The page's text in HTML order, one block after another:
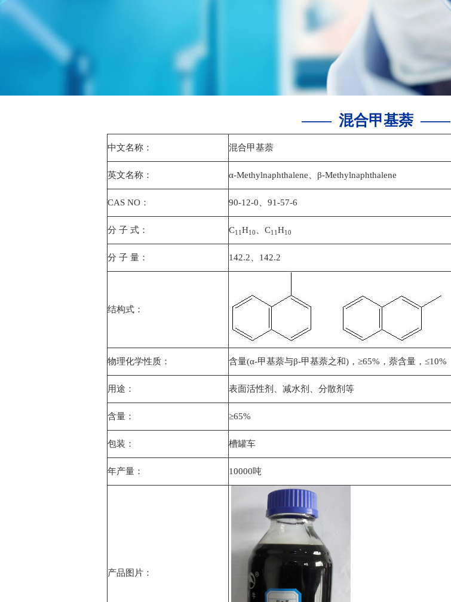
—— 混合甲基萘 ——
中文名称： 混合甲基萘
英文名称： α-Methylnaphthalene、β-Methylnaphthalene
CAS NO： 90-12-0、91-57-6
分 子 式： C11H10 、C11H10
分 子 量： 142.2、142.2
结构式：
物理化学性质： 含量(α-甲基萘与β-甲基萘之和)，≥65%，萘含量，≤10%
用途： 表面活性剂、减水剂、分散剂等
含量： ≥65%
包装： 槽罐车
年产量： 10000吨
产品图片：